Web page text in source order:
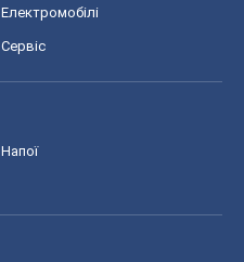
Електромобілі
Сервіс
Напої